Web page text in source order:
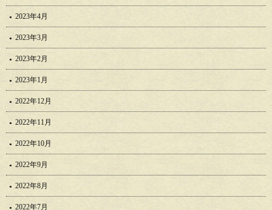
2023年4月
2023年3月
2023年2月
2023年1月
2022年12月
2022年11月
2022年10月
2022年9月
2022年8月
2022年7月